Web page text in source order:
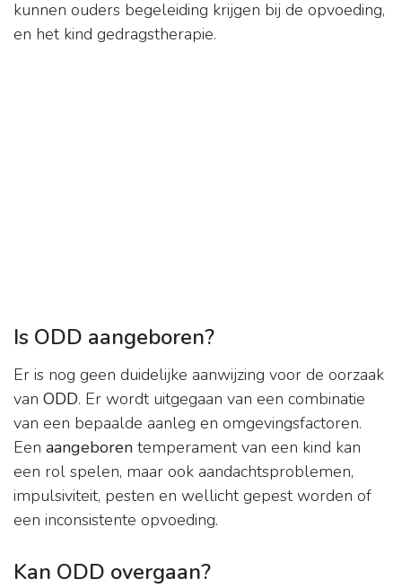
kunnen ouders begeleiding krijgen bij de opvoeding,
en het kind gedragstherapie.
Is ODD aangeboren?
Er is nog geen duidelijke aanwijzing voor de oorzaak
van ODD. Er wordt uitgegaan van een combinatie
van een bepaalde aanleg en omgevingsfactoren.
Een aangeboren temperament van een kind kan
een rol spelen, maar ook aandachtsproblemen,
impulsiviteit, pesten en wellicht gepest worden of
een inconsistente opvoeding.
Kan ODD overgaan?